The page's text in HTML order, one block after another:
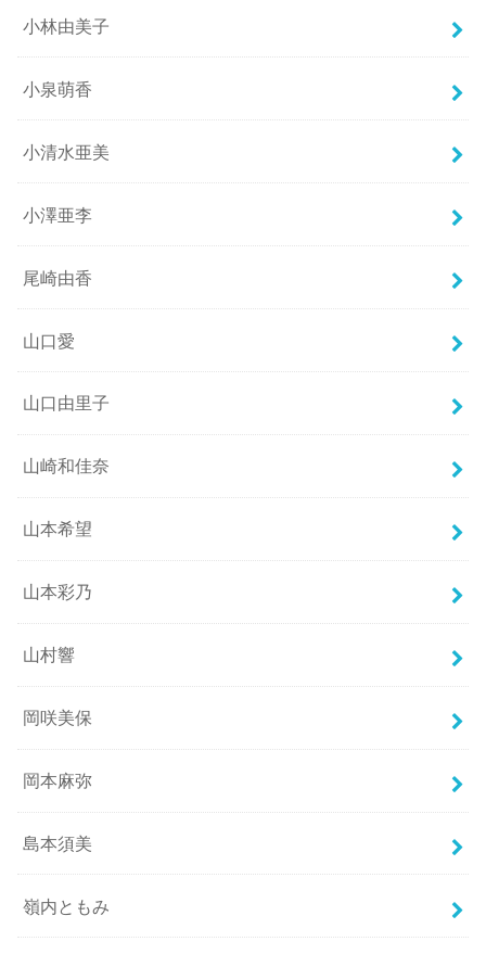
小林由美子
小泉萌香
小清水亜美
小澤亜李
尾崎由香
山口愛
山口由里子
山崎和佳奈
山本希望
山本彩乃
山村響
岡咲美保
岡本麻弥
島本須美
嶺内ともみ